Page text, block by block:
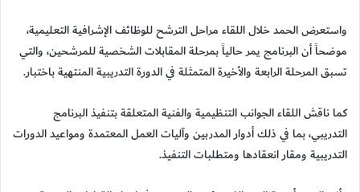
واستعرض الحمد خلال اللقاء مراحل الترشح للوظائف الإشرافية التعليمية،
موضحاً أن البرنامج يمر حالياً بمرحلة المقابلات الشخصية للمرشحين، والتي
تسبق المرحلة الرابعة والأخيرة المتمثلة في الدورة التدريبية المنتهية باختبار.
كما ناقش اللقاء الجوانب التنظيمية والفنية المتعلقة بتنفيذ البرنامج
التدريبي، بما في ذلك أدوار المدربين وآليات العمل المعتمدة ومواعيد الدورات
التدريبية ومقار انعقادها ومتطلبات التنفيذ.